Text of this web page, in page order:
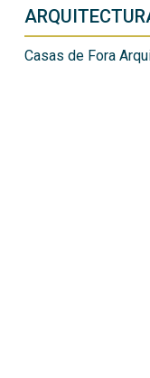
Casas de Fora